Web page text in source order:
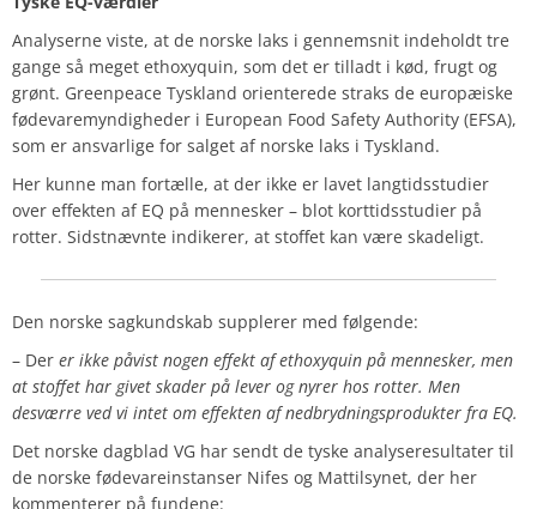
Analyserne viste, at de norske laks i gennemsnit indeholdt tre
gange så meget ethoxyquin, som det er tilladt i kød, frugt og
grønt. Greenpeace Tyskland orienterede straks de europæiske
fødevaremyndigheder i European Food Safety Authority (EFSA),
som er ansvarlige for salget af norske laks i Tyskland.
Her kunne man fortælle, at der ikke er lavet langtidsstudier
over effekten af EQ på mennesker – blot korttidsstudier på
rotter. Sidstnævnte indikerer, at stoffet kan være skadeligt.
Den norske sagkundskab supplerer med følgende:
– Der er ikke påvist nogen effekt af ethoxyquin på mennesker, men
at stoffet har givet skader på lever og nyrer hos rotter. Men
desværre ved vi intet om effekten af nedbrydningsprodukter fra EQ.
Det norske dagblad VG har sendt de tyske analyseresultater til
de norske fødevareinstanser Nifes og Mattilsynet, der her
kommenterer på fundene: